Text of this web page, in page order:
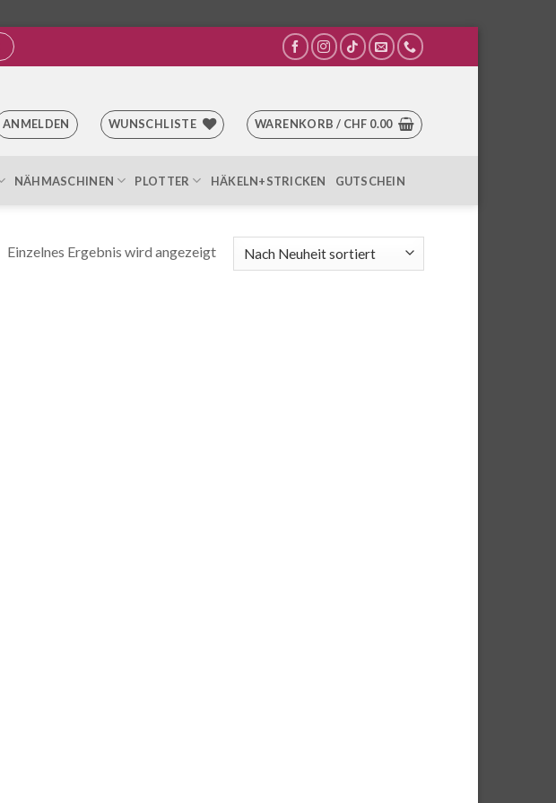
ANMELDEN WUNSCHLISTE WARENKORB / CHF 0.00
NÄHMASCHINEN PLOTTER HÄKELN+STRICKEN GUTSCHEIN
Einzelnes Ergebnis wird angezeigt